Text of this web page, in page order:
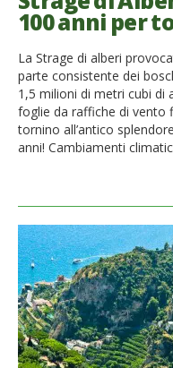
French
Italiano
100 anni per
La Strage di alberi
parte consistente dei
1,5 milioni di metri cubi di
foglie da raffiche di vento
tornino all’antico
anni! Cambiamenti